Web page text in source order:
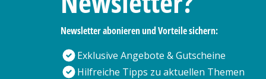
Newsletter abonieren und Vorteile sichern:
Exklusive Angebote & Gutscheine
Hilfreiche Tipps zu aktuellen Themen